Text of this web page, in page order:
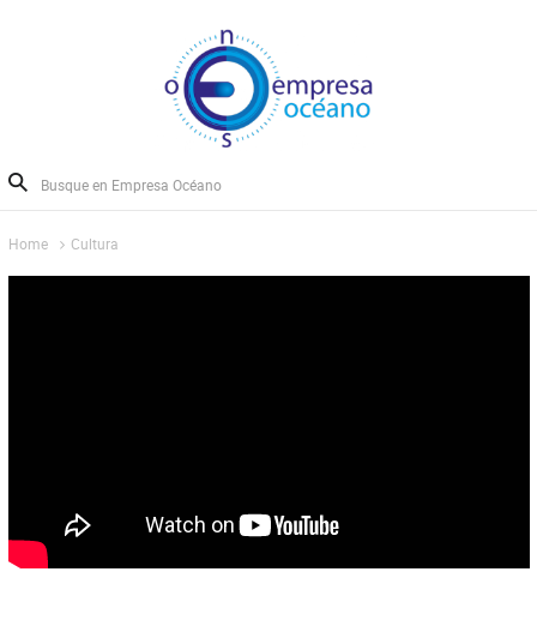
Home Cultura